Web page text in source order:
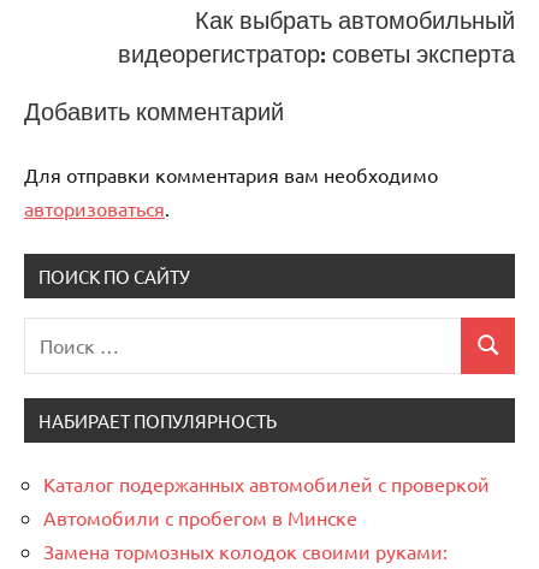
Как выбрать автомобильный
видеорегистратор: советы эксперта
Добавить комментарий
Для отправки комментария вам необходимо
авторизоваться.
ПОИСК ПО САЙТУ
Поиск
для:
Поиск
НАБИРАЕТ ПОПУЛЯРНОСТЬ
Каталог подержанных автомобилей с проверкой
Автомобили с пробегом в Минске
Замена тормозных колодок своими руками: